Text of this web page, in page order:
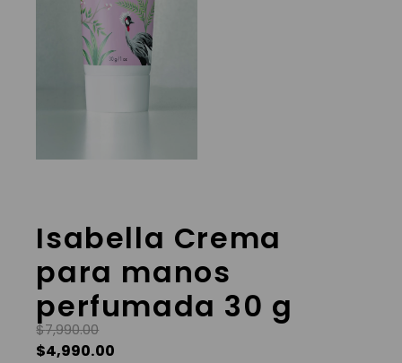
Isabella Crema
para manos
perfumada 30 g
$7,990.00
$4,990.00